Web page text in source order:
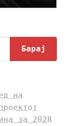
Барај
на
за 2028